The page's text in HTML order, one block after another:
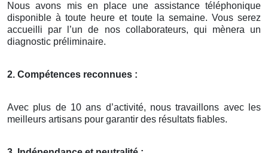
Nous avons mis en place une assistance téléphonique
disponible à toute heure et toute la semaine. Vous serez
accueilli par l’un de nos collaborateurs, qui mènera un
diagnostic préliminaire.
2. Compétences reconnues :
Avec plus de 10 ans d’activité, nous travaillons avec les
meilleurs artisans pour garantir des résultats fiables.